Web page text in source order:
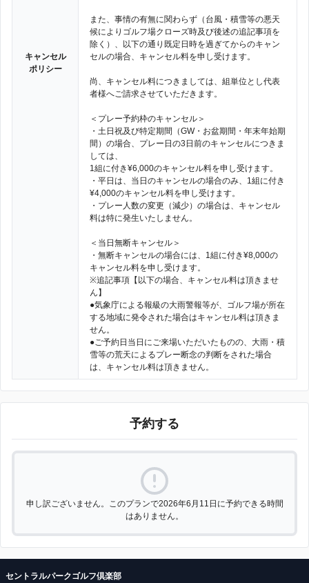
キャンセル
ポリシー
また、事情の有無に関わらず（台風・積雪等の悪天
候によりゴルフ場クローズ時及び後述の追記事項を
除く）、以下の通り既定日時を過ぎてからのキャン
セルの場合、キャンセル料を申し受けます。
尚、キャンセル料につきましては、組単位とし代表
者様へご請求させていただきます。
＜プレー予約枠のキャンセル＞
・土日祝及び特定期間（GW・お盆期間・年末年始期
間）の場合、プレー日の3日前のキャンセルにつきま
しては、
1組に付き¥6,000のキャンセル料を申し受けます。
・平日は、当日のキャンセルの場合のみ、1組に付き
¥4,000のキャンセル料を申し受けます。
・プレー人数の変更（減少）の場合は、キャンセル
料は特に発生いたしません。
＜当日無断キャンセル＞
・無断キャンセルの場合には、1組に付き¥8,000の
キャンセル料を申し受けます。
※追記事項【以下の場合、キャンセル料は頂きませ
ん】
●気象庁による報級の大雨警報等が、ゴルフ場が所在
する地域に発令された場合はキャンセル料は頂きま
せん。
●ご予約日当日にご来場いただいたものの、大雨・積
雪等の荒天によるプレー断念の判断をされた場合
は、キャンセル料は頂きません。
予約する
申し訳ございません。このプランで2026年6月11日に予約できる時間
はありません。
セントラルパークゴルフ倶楽部